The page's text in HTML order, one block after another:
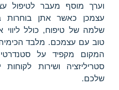
וערך מוסף מעבר לטיפול
עצמכן כאשר אתן
שלמה של טיפוח, כולל ליווי
טוב עם עצמכם. מלבד הכימיה
המקום מקפיד על
סטריליזציה ושירות
שלכם.